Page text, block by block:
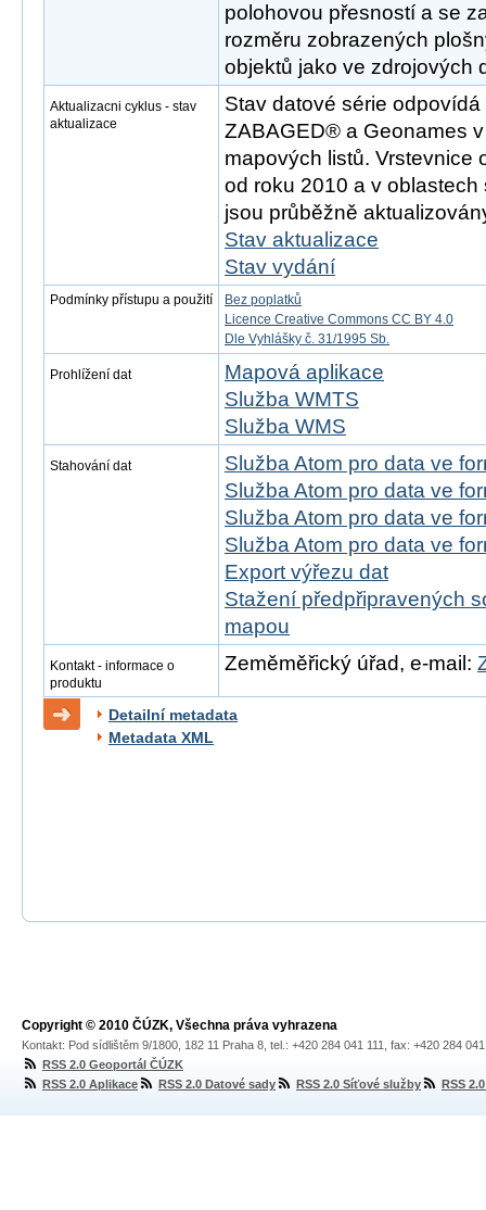
polohovou přesností a se
rozměru zobrazených
objektů jako ve zdrojových
Aktualizacni cyklus - stav
aktualizace
Stav datové série
ZABAGED® a Geonames
mapových listů. Vrstevnice
od roku 2010 a v
jsou průběžně
Stav aktualizace
Stav vydání
Podmínky přístupu a použití
Bez poplatků
Licence Creative Commons CC BY 4.0
Dle Vyhlášky č. 31/1995 Sb.
Prohlížení dat
Mapová aplikace
Služba WMTS
Služba WMS
Stahování dat
Služba Atom pro data ve
Služba Atom pro data ve
Služba Atom pro data ve
Služba Atom pro data ve
Export výřezu dat
Stažení předpřipravených
mapou
Kontakt - informace o
produktu
Zeměměřický úřad, e-mail:
Detailní metadata
Metadata XML
Copyright © 2010 ČÚZK, Všechna práva vyhrazena
Kontakt: Pod sídlištěm 9/1800, 182 11 Praha 8, tel.: +420 284 041 111, fax: +420 284
RSS 2.0 Geoportál ČÚZK
RSS 2.0 Aplikace
RSS 2.0 Datové sady RSS 2.0 Síťové služby RSS